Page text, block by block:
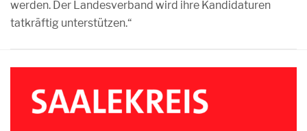
werden. Der Landesverband wird ihre Kandidaturen
tatkräftig unterstützen.“